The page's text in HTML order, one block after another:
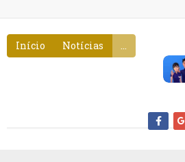
Início Notícias